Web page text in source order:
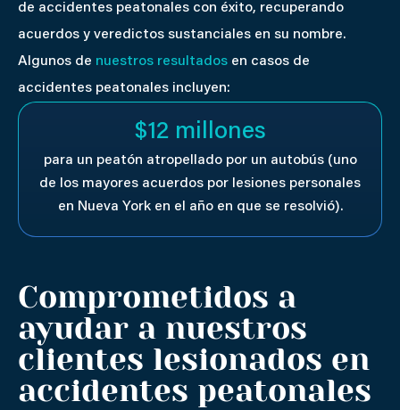
de accidentes peatonales con éxito, recuperando
acuerdos y veredictos sustanciales en su nombre.
Algunos de nuestros resultados en casos de
accidentes peatonales incluyen:
$12 millones
para un peatón atropellado por un autobús (uno
de los mayores acuerdos por lesiones personales
en Nueva York en el año en que se resolvió).
Comprometidos a
ayudar a nuestros
clientes lesionados en
accidentes peatonales